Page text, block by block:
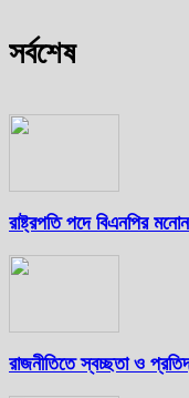
সর্বশেষ
রাষ্ট্রপতি পদে বিএনপির
রাজনীতিতে স্বচ্ছতা ও